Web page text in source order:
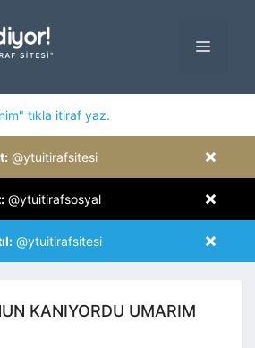
MENÜ
tıkla itiraf yaz.
×
@ytuitirafsitesi
×
@ytuitirafsosyal
×
@ytuitirafsitesi
KANIYORDU UMARIM